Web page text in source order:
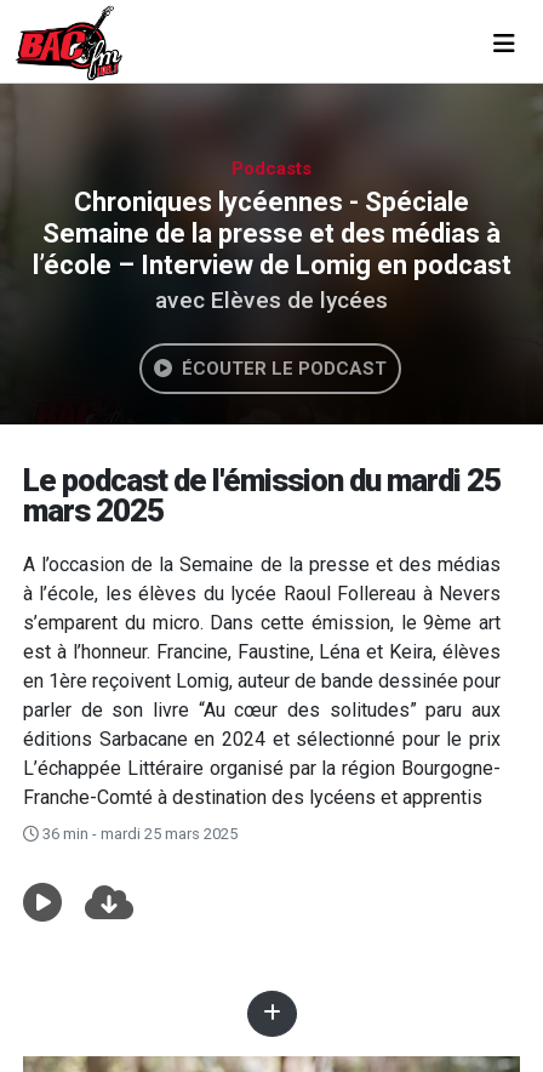
Podcasts
Chroniques lycéennes - Spéciale
Semaine de la presse et des médias à
l’école – Interview de Lomig en podcast
avec Elèves de lycées
ÉCOUTER LE PODCAST
Le podcast de l'émission du mardi 25
mars 2025
A l’occasion de la Semaine de la presse et des médias
à l’école, les élèves du lycée Raoul Follereau à Nevers
s’emparent du micro. Dans cette émission, le 9ème art
est à l’honneur. Francine, Faustine, Léna et Keira, élèves
en 1ère reçoivent Lomig, auteur de bande dessinée pour
parler de son livre “Au cœur des solitudes” paru aux
éditions Sarbacane en 2024 et sélectionné pour le prix
L’échappée Littéraire organisé par la région Bourgogne-
Franche-Comté à destination des lycéens et apprentis
36 min - mardi 25 mars 2025